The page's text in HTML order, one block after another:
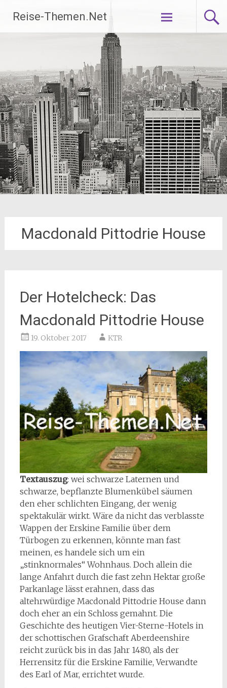
Inhalt
springen
Reise-Themen.Net
Macdonald Pittodrie House
Der Hotelcheck: Das
Macdonald Pittodrie House
19. Oktober 2017 KTR
Textauszug: wei schwarze Laternen und
schwarze, bepflanzte Blumenkübel säumen
den eher schlichten Eingang, der wenig
spektakulär wirkt. Wäre da nicht das verblasste
Wappen der Erskine Familie über dem
Türbogen zu erkennen, könnte man fast
meinen, es handele sich um ein
„stinknormales“ Wohnhaus. Doch allein die
lange Anfahrt durch die fast zehn Hektar große
Parkanlage lässt erahnen, dass das
altehrwürdige Macdonald Pittodrie House dann
doch eher an ein Schloss gemahnt. Die
Geschichte des heutigen Vier-Sterne-Hotels in
der schottischen Grafschaft Aberdeenshire
reicht zurück bis in das Jahr 1480, als der
Herrensitz für die Erskine Familie, Verwandte
des Earl of Mar, errichtet wurde.